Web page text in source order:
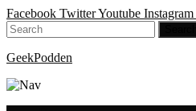
Facebook TwitterYoutube Instagram
GeekPodden